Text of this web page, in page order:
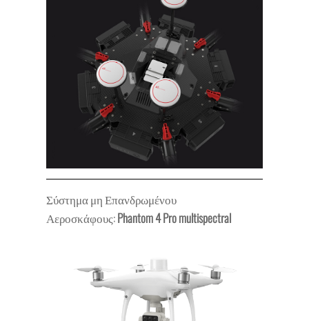
Σύστημα μη Επανδρωμένου
Αεροσκάφους:Phantom 4 Pro multispectral